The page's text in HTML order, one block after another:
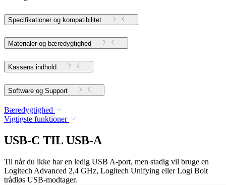
Specifikationer og kompatibilitet
Materialer og bæredygtighed
Kassens indhold
Software og Support
Bæredygtighed
Vigtigste funktioner
USB-C TIL USB-A
Til når du ikke har en ledig USB A-port, men stadig vil bruge en
Logitech Advanced 2,4 GHz, Logitech Unifying eller Logi Bolt
trådløs USB-modtager.